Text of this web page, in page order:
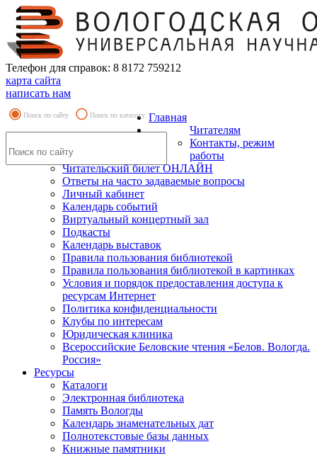
Телефон для справок: 8 8172 759212
карта сайта
написать нам
Поиск по сайту Поиск по каталогу Главная
Читателям
Контакты, режим
работы
Читательский билет ОНЛАЙН
Ответы на часто задаваемые вопросы
Личный кабинет
Календарь событий
Виртуальный концертный зал
Подкасты
Календарь выставок
Правила пользования библиотекой
Правила пользования библиотекой в картинках
Условия и порядок предоставления доступа к
ресурсам Интернет
Политика конфиденциальности
Клубы по интересам
Юридическая клиника
Всероссийские Беловские чтения «Белов. Вологда.
Россия»
Ресурсы
Каталоги
Электронная библиотека
Память Вологды
Календарь знаменательных дат
Полнотекстовые базы данных
Книжные памятники